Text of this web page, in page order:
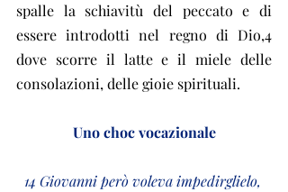
spalle la schiavitù del peccato e di
essere introdotti nel regno di Dio,4
dove scorre il latte e il miele delle
consolazioni, delle gioie spirituali.
Uno choc vocazionale
14 Giovanni però voleva impedirglielo,